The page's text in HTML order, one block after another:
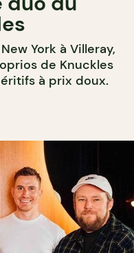
York à Villeray,
de Knuckles
à prix doux.